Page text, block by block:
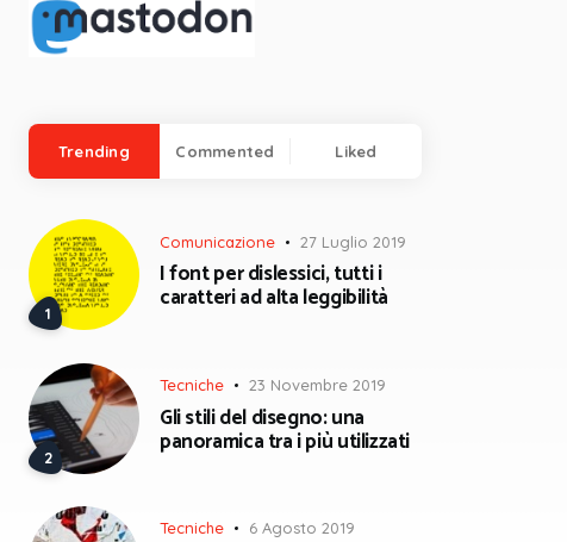
Trending Commented Liked
Comunicazione 27 Luglio 2019
I font per dislessici, tutti i
caratteri ad alta leggibilità
Tecniche 23 Novembre 2019
Gli stili del disegno: una
panoramica tra i più utilizzati
Tecniche 6 Agosto 2019